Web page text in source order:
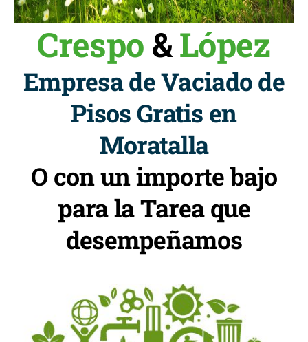
Crespo &López
Empresa de Vaciado de
Pisos Gratis en
Moratalla
O con un importe bajo
para la Tarea que
desempeñamos